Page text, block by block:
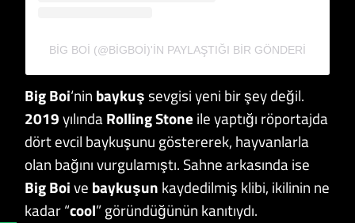
BIG BOI (@BIGBOI)'IN PAYLAŞTIĞI BIR GÖNDERI
Big Boi‘nin baykuş sevgisi yeni bir şey değil.
2019yılındaRolling Stone ile yaptığı röportajda
dört evcil baykuşunu göstererek, hayvanlarla
olan bağını vurgulamıştı. Sahne arkasında ise
Big Boive baykuşun kaydedilmiş klibi, ikilinin ne
kadar “cool” göründüğünün kanıtıydı.